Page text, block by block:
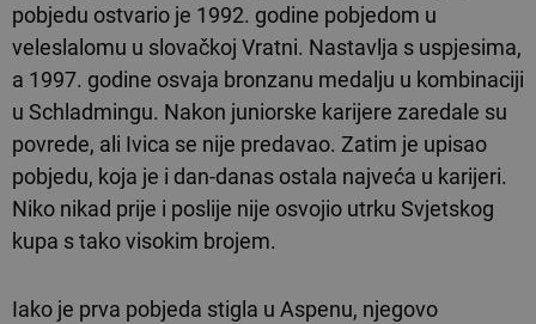
pobjedu ostvario je 1992. godine pobjedom u
veleslalomu u slovačkoj Vratni. Nastavlja s uspjesima,
a 1997. godine osvaja bronzanu medalju u kombinaciji
u Schladmingu. Nakon juniorske karijere zaredale su
povrede, ali Ivica se nije predavao. Zatim je upisao
pobjedu, koja je i dan-danas ostala najveća u karijeri.
Niko nikad prije i poslije nije osvojio utrku Svjetskog
kupa s tako visokim brojem.
Iako je prva pobjeda stigla u Aspenu, njegovo